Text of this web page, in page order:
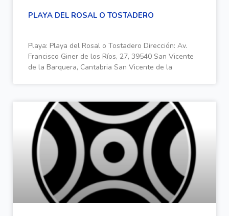
PLAYA DEL ROSAL O TOSTADERO
Playa: Playa del Rosal o Tostadero Dirección: Av.
Francisco Giner de los Ríos, 27, 39540 San Vicente
de la Barquera, Cantabria San Vicente de la